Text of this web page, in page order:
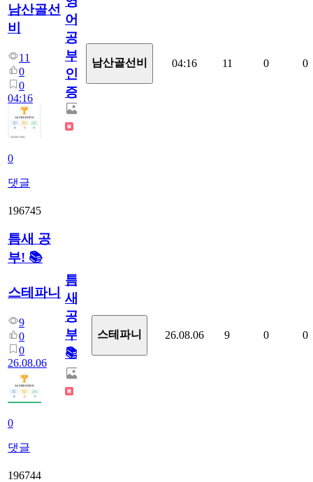
남산골선
비
11
0
0
04:16
0
댓글
어
공
부
인
증
남산골선비 04:16 11 0 0
196745
틈새 공
부! 📚
스테파니
9
0
0
26.08.06
0
댓글
틈
새
공
부!
📚
스테파니 26.08.06 9 0 0
196744